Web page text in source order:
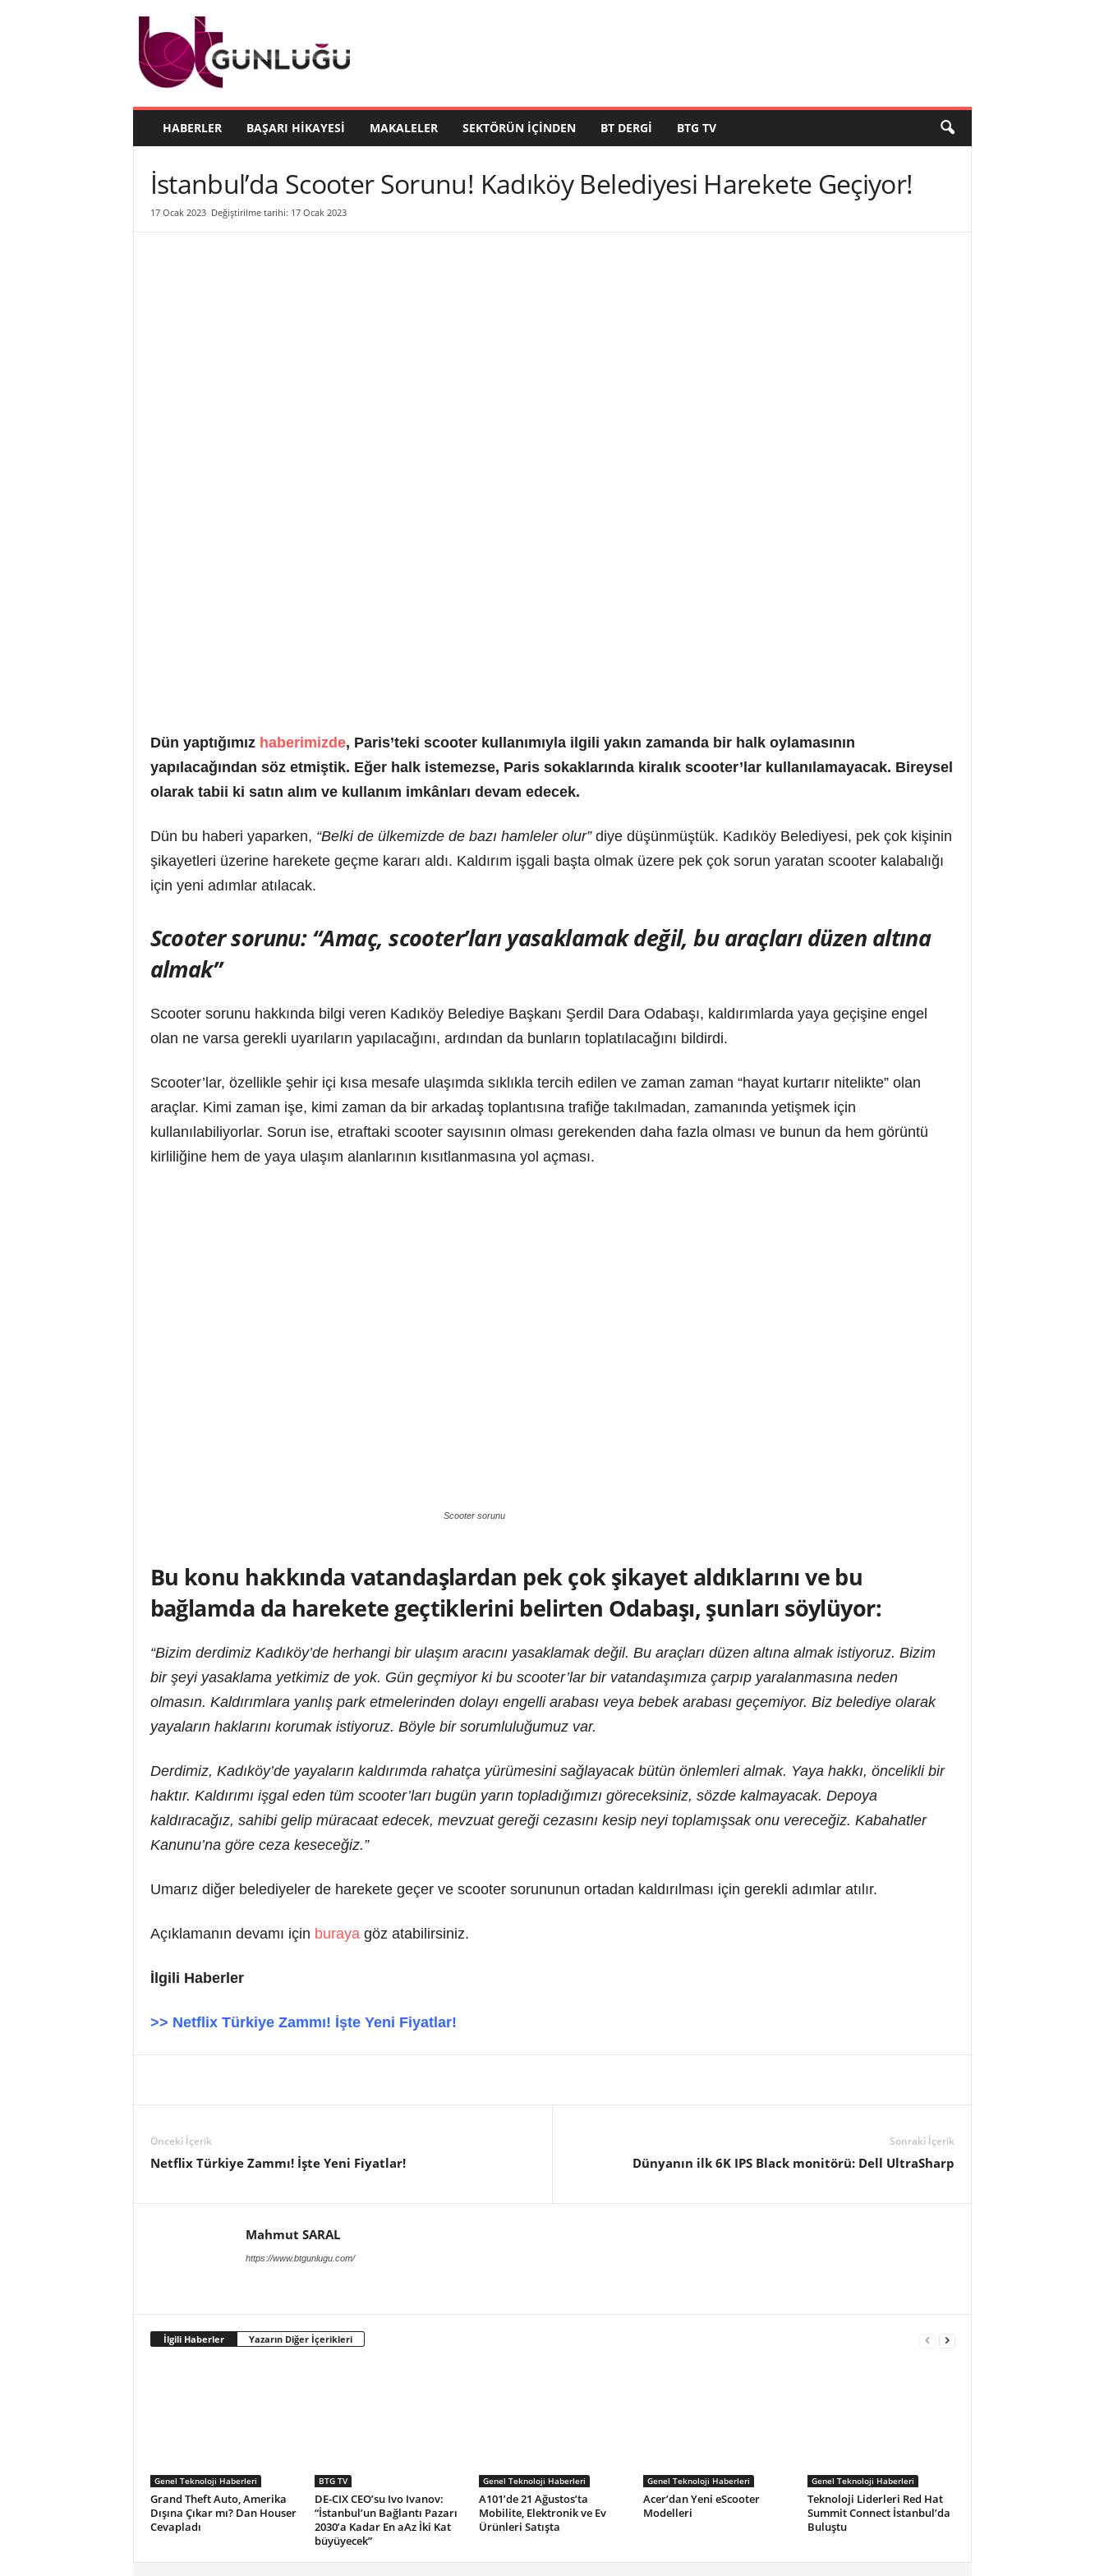
B
HABERLER BAŞARI HIKAYESI MAKALELER SEKTÖRÜN İÇINDEN BT DERGI BTG TV
İstanbul’da Scooter Sorunu! Kadıköy Belediyesi Harekete Geçiyor!
17 Ocak 2023 Değiştirilme tarihi: 17 Ocak 2023
Dün yaptığımız haberimizde, Paris’teki scooter kullanımıyla ilgili yakın zamanda bir halk oylamasının
yapılacağından söz etmiştik. Eğer halk istemezse, Paris sokaklarında kiralık scooter’lar kullanılamayacak. Bireysel
olarak tabii ki satın alım ve kullanım imkânları devam edecek.
Dün bu haberi yaparken, “Belki de ülkemizde de bazı hamleler olur”diye düşünmüştük. Kadıköy Belediyesi, pek çok kişinin
şikayetleri üzerine harekete geçme kararı aldı. Kaldırım işgali başta olmak üzere pek çok sorun yaratan scooter kalabalığı
için yeni adımlar atılacak.
Scooter sorunu: “Amaç, scooter’ları yasaklamak değil, bu araçları düzen altına
almak”
Scooter sorunu hakkında bilgi veren Kadıköy Belediye Başkanı Şerdil Dara Odabaşı, kaldırımlarda yaya geçişine engel
olan ne varsa gerekli uyarıların yapılacağını, ardından da bunların toplatılacağını bildirdi.
Scooter’lar, özellikle şehir içi kısa mesafe ulaşımda sıklıkla tercih edilen ve zaman zaman “hayat kurtarır nitelikte” olan
araçlar. Kimi zaman işe, kimi zaman da bir arkadaş toplantısına trafiğe takılmadan, zamanında yetişmek için
kullanılabiliyorlar. Sorun ise, etraftaki scooter sayısının olması gerekenden daha fazla olması ve bunun da hem görüntü
kirliliğine hem de yaya ulaşım alanlarının kısıtlanmasına yol açması.
Scooter sorunu
Bu konu hakkında vatandaşlardan pek çok şikayet aldıklarını ve bu
bağlamda da harekete geçtiklerini belirten Odabaşı, şunları söylüyor:
“Bizim derdimiz Kadıköy’de herhangi bir ulaşım aracını yasaklamak değil. Bu araçları düzen altına almak istiyoruz. Bizim
bir şeyi yasaklama yetkimiz de yok. Gün geçmiyor ki bu scooter’lar bir vatandaşımıza çarpıp yaralanmasına neden
olmasın. Kaldırımlara yanlış park etmelerinden dolayı engelli arabası veya bebek arabası geçemiyor. Biz belediye olarak
yayaların haklarını korumak istiyoruz. Böyle bir sorumluluğumuz var.
Derdimiz, Kadıköy’de yayaların kaldırımda rahatça yürümesini sağlayacak bütün önlemleri almak. Yaya hakkı, öncelikli bir
haktır. Kaldırımı işgal eden tüm scooter’ları bugün yarın topladığımızı göreceksiniz, sözde kalmayacak. Depoya
kaldıracağız, sahibi gelip müracaat edecek, mevzuat gereği cezasını kesip neyi toplamışsak onu vereceğiz. Kabahatler
Kanunu’na göre ceza keseceğiz.”
Umarız diğer belediyeler de harekete geçer ve scooter sorununun ortadan kaldırılması için gerekli adımlar atılır.
Açıklamanın devamı için buraya göz atabilirsiniz.
İlgili Haberler
>> Netflix Türkiye Zammı! İşte Yeni Fiyatlar!
Önceki İçerik
Netflix Türkiye Zammı! İşte Yeni Fiyatlar!
Sonraki İçerik
Dünyanın ilk 6K IPS Black monitörü: Dell UltraSharp
Mahmut SARAL
https://www.btgunlugu.com/
İlgili Haberler Yazarın Diğer İçerikleri
Genel Teknoloji Haberleri
Grand Theft Auto, Amerika
Dışına Çıkar mı? Dan Houser
Cevapladı
BTG TV
DE-CIX CEO’su Ivo Ivanov:
“İstanbul’un Bağlantı Pazarı
2030’a Kadar En aAz İki Kat
büyüyecek”
Genel Teknoloji Haberleri
A101’de 21 Ağustos’ta
Mobilite, Elektronik ve Ev
Ürünleri Satışta
Genel Teknoloji Haberleri
Acer’dan Yeni eScooter
Modelleri
Genel Teknoloji Haberleri
Teknoloji Liderleri Red Hat
Summit Connect İstanbul’da
Buluştu